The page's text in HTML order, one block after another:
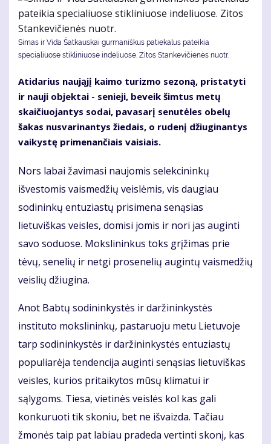
Simas ir Vida Šatkauskai gurmaniškus patiekalus pateikia
specialiuose stikliniuose indeliuose. Zitos Stankevičienės nuotr.
Atidarius naująjį kaimo turizmo sezoną, pristatyti
ir nauji objektai - senieji, beveik šimtus metų
skaičiuojantys sodai, pavasarį senutėles obelų
šakas nusvarinantys žiedais, o rudenį džiuginantys
vaikystę primenančiais vaisiais.
Nors labai žavimasi naujomis selekcininkų
išvestomis vaismedžių veislėmis, vis daugiau
sodininkų entuziastų prisimena senąsias
lietuviškas veisles, domisi jomis ir nori jas auginti
savo soduose. Mokslininkus toks grįžimas prie
tėvų, senelių ir netgi prosenelių augintų vaismedžių
veislių džiugina.
Anot Babtų sodininkystės ir daržininkystės
instituto mokslininkų, pastaruoju metu Lietuvoje
tarp sodininkystės ir daržininkystės entuziastų
populiarėja tendencija auginti senąsias lietuviškas
veisles, kurios pritaikytos mūsų klimatui ir
sąlygoms. Tiesa, vietinės veislės kol kas gali
konkuruoti tik skoniu, bet ne išvaizda. Tačiau
žmonės taip pat labiau pradeda vertinti skonį, kas